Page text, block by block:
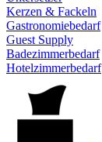
Kerzen & Fackeln
Gastronomiebedarf
Guest Supply
Badezimmerbedarf
Hotelzimmerbedarf